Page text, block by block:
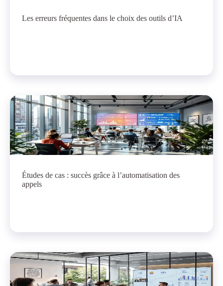
Les erreurs fréquentes dans le choix des outils d’IA
Études de cas : succès grâce à l’automatisation des
appels